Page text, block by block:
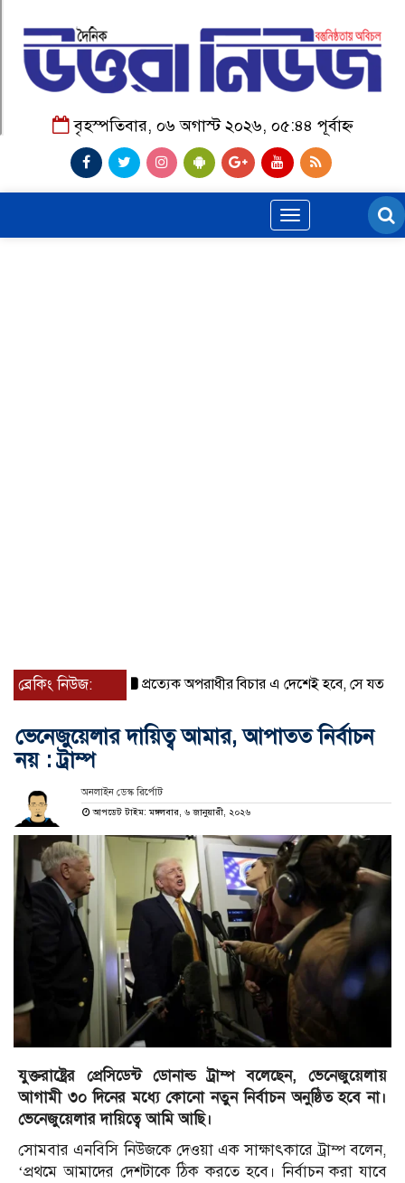
বৃহস্পতিবার, ০৬ অগাস্ট ২০২৬, ০৫:৪৪ পূর্বাহ্ন
Toggle
navigation
ব্রেকিং নিউজ: প্রত্যেক অপরাধীর বিচার এ দেশেই হবে, সে যত
ভেনেজুয়েলার দায়িত্ব আমার, আপাতত নির্বাচন
নয় : ট্রাম্প
অনলাইন ডেস্ক রির্পোট
আপডেট টাইম: মঙ্গলবার, ৬ জানুয়ারী, ২০২৬
যুক্তরাষ্ট্রের প্রেসিডেন্ট ডোনাল্ড ট্রাম্প বলেছেন, ভেনেজুয়েলায়
আগামী ৩০ দিনের মধ্যে কোনো নতুন নির্বাচন অনুষ্ঠিত হবে না।
ভেনেজুয়েলার দায়িত্বে আমি আছি।
সোমবার এনবিসি নিউজকে দেওয়া এক সাক্ষাৎকারে ট্রাম্প বলেন,
‘প্রথমে আমাদের দেশটাকে ঠিক করতে হবে। নির্বাচন করা যাবে